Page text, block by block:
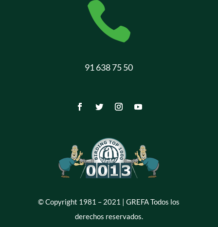

91 638 75 50
© Copyright 1981 – 2021 | GREFA Todos los
derechos reservados.